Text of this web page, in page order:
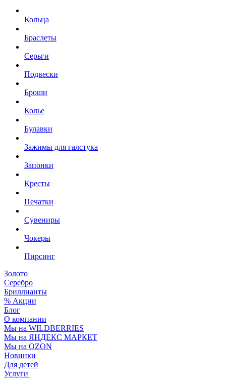
Кольца
Браслеты
Серьги
Подвески
Броши
Колье
Булавки
Зажимы для галстука
Запонки
Кресты
Печатки
Сувениры
Чокеры
Пирсинг
Золото
Серебро
Бриллианты
% Акции
Блог
О компании
Мы на WILDBERRIES
Мы на ЯНДЕКС МАРКЕТ
Мы на OZON
Новинки
Для детей
Услуги